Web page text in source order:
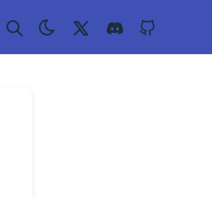
Twitter Discord